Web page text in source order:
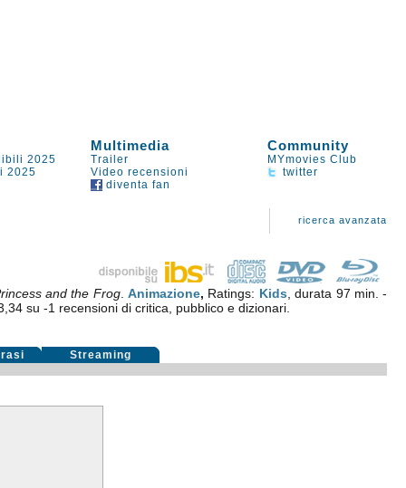
Multimedia Community
2025 Trailer
MYmovies Club
2025 Video recensioni
twitter
diventa fan
ricerca avanzata
and the Frog.Animazione, Ratings: Kids , durata 97 min. -
su -1 recensioni di critica, pubblico e dizionari.
Streaming